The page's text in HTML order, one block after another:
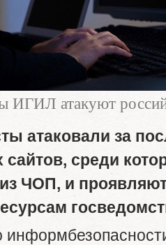
ИГИЛ атакуют
атаковали за
сайтов, среди
ЧОП, и